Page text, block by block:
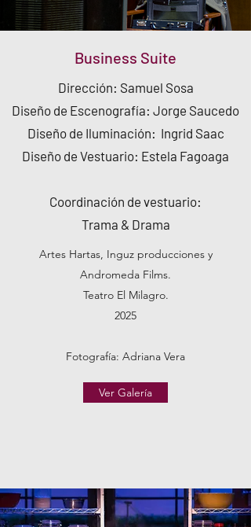
Business Suite
​Dirección: Samuel Sosa
Diseño de Escenografía: Jorge Saucedo
Diseño de Iluminación: Ingrid Saac
Diseño de Vestuario: Estela Fagoaga
Coordinación de vestuario:
Trama & Drama
Artes Hartas, Inguz producciones y
Andromeda Films.
Teatro El Milagro.
2025
Fotografía: Adriana Vera
Ver Galería